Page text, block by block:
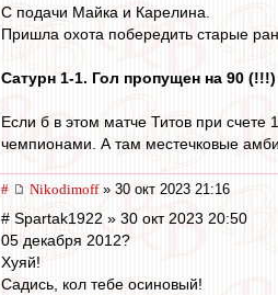
С подачи Майка и Карелина.
Пришла охота побередить старые
Сатурн 1-1. Гол пропущен на 90
Если б в этом матче Титов при
чемпионами. А там местечковые
# Nikodimoff» 30 окт 2023 21:16
# Spartak1922 » 30 окт 2023 20:50
05 декабря 2012?
Хуяй!
Садись, кол тебе осиновый!